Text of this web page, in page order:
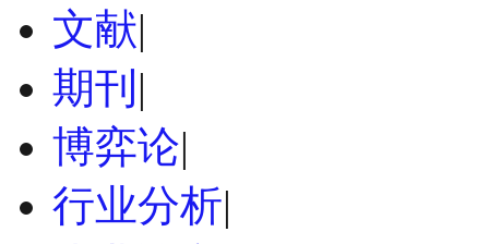
文献|
期刊 |
博弈论|
行业分析|